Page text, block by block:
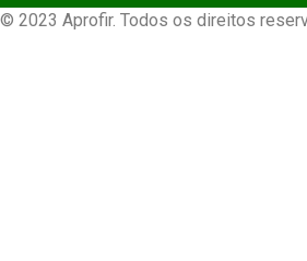
© 2023 Aprofir. Todos os direitos